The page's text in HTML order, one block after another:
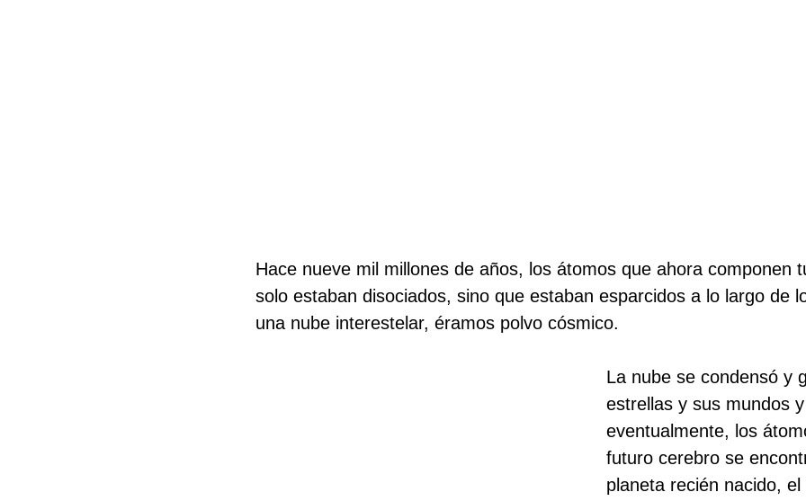
Hace nueve mil millones de años, los átomos que ahora componen
solo estaban disociados, sino que estaban esparcidos a lo largo de
una nube interestelar, éramos polvo cósmico.
La nube se condensó y
estrellas y sus mundos
eventualmente, los
futuro cerebro se
planeta recién nacido,